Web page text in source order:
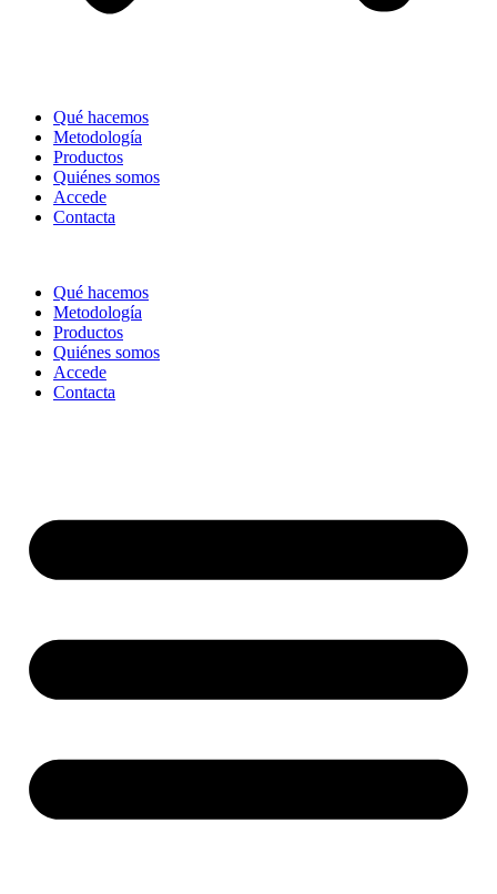
Qué hacemos
Metodología
Productos
Quiénes somos
Accede
Contacta
Qué hacemos
Metodología
Productos
Quiénes somos
Accede
Contacta